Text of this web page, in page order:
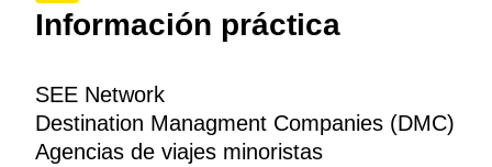
Información práctica
SEE Network
Destination Managment Companies (DMC)
Agencias de viajes minoristas